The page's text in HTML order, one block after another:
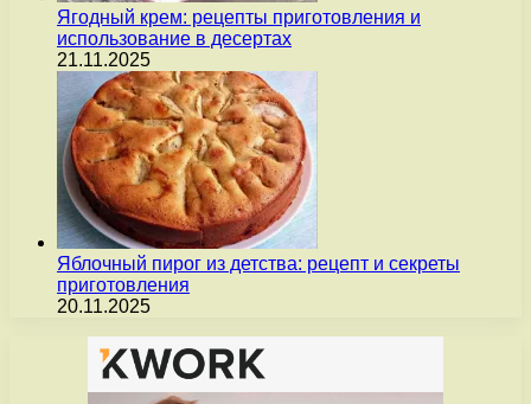
Ягодный крем: рецепты приготовления и
использование в десертах
21.11.2025
Яблочный пирог из детства: рецепт и секреты
приготовления
20.11.2025